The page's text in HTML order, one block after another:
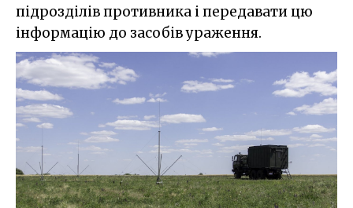
підрозділів противника і передавати цю
інформацію до засобів ураження.